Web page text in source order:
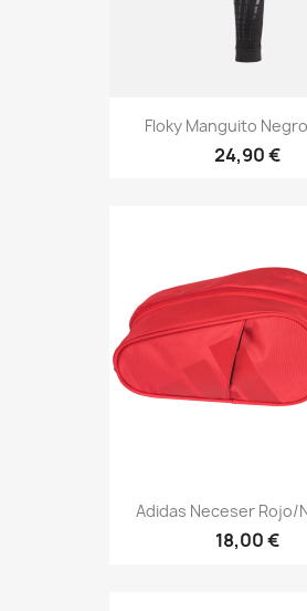
Floky Manguito
24,90 €
Adidas Neceser Rojo/
18,00 €